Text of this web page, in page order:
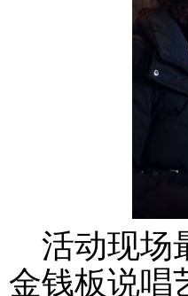
活动现场
金钱板说唱